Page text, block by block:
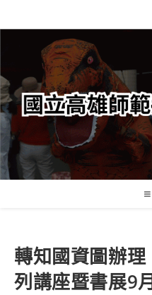
轉
要
內
容
轉知國資圖辦
列講座暨書展9